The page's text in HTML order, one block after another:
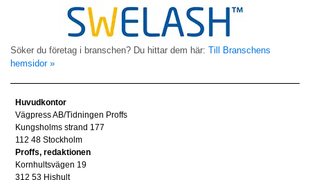
Söker du företag i branschen? Du hittar dem här: Till Branschens
hemsidor »
Huvudkontor
Vägpress AB/Tidningen Proffs
Kungsholms strand 177
112 48 Stockholm
Proffs, redaktionen
Kornhultsvägen 19
312 53 Hishult